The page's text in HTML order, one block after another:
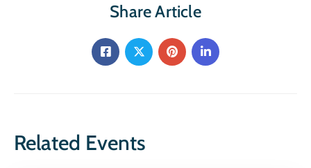
Share Article
Related Events